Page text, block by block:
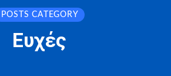
POSTS CATEGORY
Ευχές